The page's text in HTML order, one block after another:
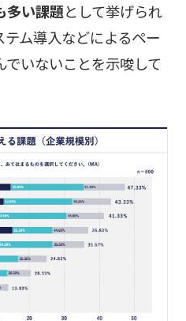
多い課題として挙げられ
ム導入などによるペー
いないことを示唆して